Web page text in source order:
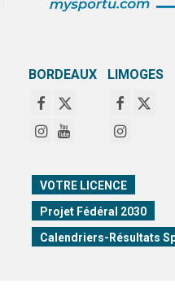
BORDEAUX LIMOGES
VOTRE LICENCE
Projet Fédéral 2030
Calendriers-Résultats